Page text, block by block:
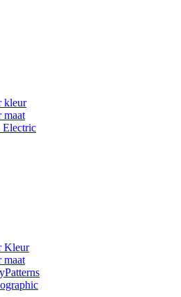
kleur
maat
Electric
Kleur
maat